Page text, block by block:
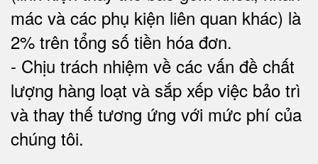
mác và các phụ kiện liên quan khác) là
2% trên tổng số tiền hóa đơn.
- Chịu trách nhiệm về các vấn đề chất
lượng hàng loạt và sắp xếp việc bảo trì
và thay thế tương ứng với mức phí của
chúng tôi.